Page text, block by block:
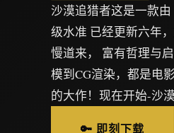
沙漠追猎者这是一款
级水准 已经更新六年
慢道来， 富有哲理与
模到CG渲染，都是电
的大作！现在开始-沙
🔑 即刻下载